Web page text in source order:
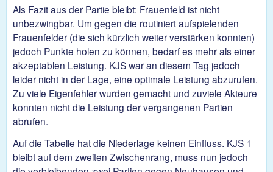
Als Fazit aus der Partie bleibt: Frauenfeld ist nicht
unbezwingbar. Um gegen die routiniert aufspielenden
Frauenfelder (die sich kürzlich weiter verstärken konnten)
jedoch Punkte holen zu können, bedarf es mehr als einer
akzeptablen Leistung. KJS war an diesem Tag jedoch
leider nicht in der Lage, eine optimale Leistung abzurufen.
Zu viele Eigenfehler wurden gemacht und zuviele Akteure
konnten nicht die Leistung der vergangenen Partien
abrufen.
Auf die Tabelle hat die Niederlage keinen Einfluss. KJS 1
bleibt auf dem zweiten Zwischenrang, muss nun jedoch